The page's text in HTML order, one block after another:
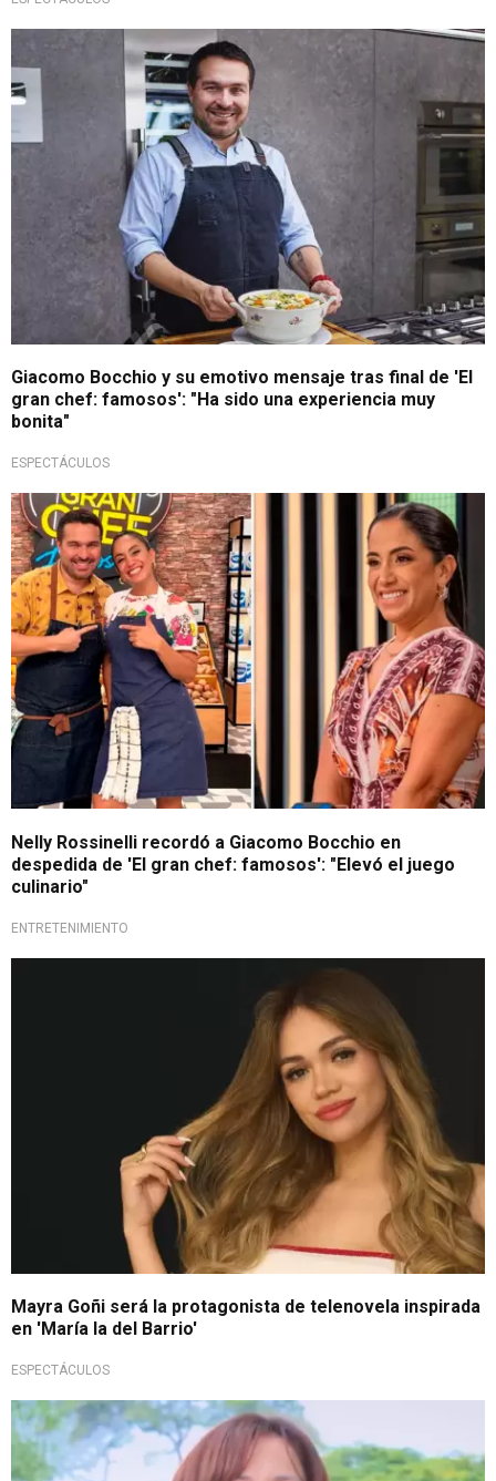
No se quedó atrás
Giacomo Bocchio y su emotivo mensaje tras final de 'El
gran chef: famosos': "Ha sido una experiencia muy
bonita"
ESPECTÁCULOS
No lo olvida
Nelly Rossinelli recordó a Giacomo Bocchio en
despedida de 'El gran chef: famosos': "Elevó el juego
culinario"
ENTRETENIMIENTO
Mayra Goñi será la protagonista de telenovela inspirada
en 'María la del Barrio'
ESPECTÁCULOS
Deja a Charito atrás